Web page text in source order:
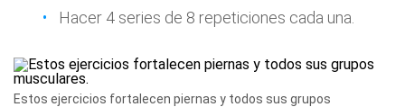
Hacer 4 series de 8 repeticiones cada una.
Estos ejercicios fortalecen piernas y todos sus grupos